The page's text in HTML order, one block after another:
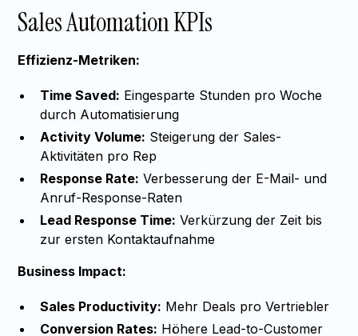
Sales Automation KPIs
Effizienz-Metriken:
Time Saved: Eingesparte Stunden pro Woche
durch Automatisierung
Activity Volume: Steigerung der Sales-
Aktivitäten pro Rep
Response Rate: Verbesserung der E-Mail- und
Anruf-Response-Raten
Lead Response Time: Verkürzung der Zeit bis
zur ersten Kontaktaufnahme
Business Impact:
Sales Productivity: Mehr Deals pro Vertriebler
Conversion Rates: Höhere Lead-to-Customer